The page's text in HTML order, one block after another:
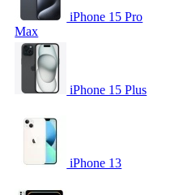
iPhone 15 Pro
Max
iPhone 15 Plus
iPhone 13